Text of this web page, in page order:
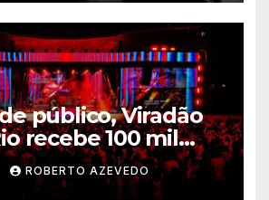
público, Viradão
recebe 100 mil
atividades
pela cidade
ROBERTO AZEVEDO